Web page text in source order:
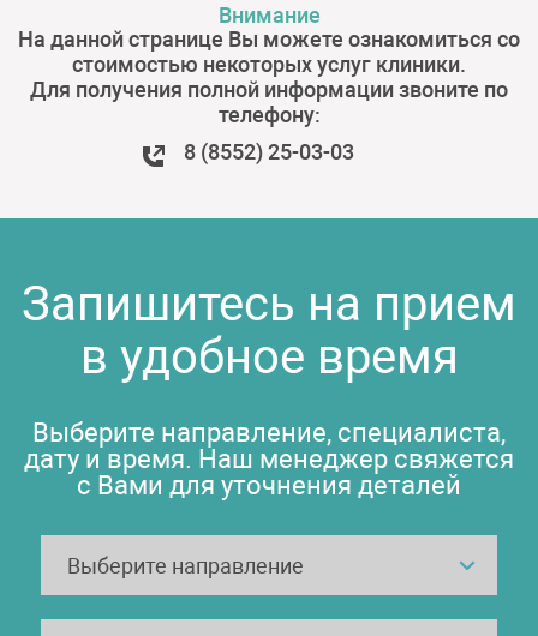
Внимание
На данной странице Вы можете ознакомиться со
стоимостью некоторых услуг клиники.
Для получения полной информации звоните по
телефону:
8 (8552) 25-03-03
Запишитесь на прием
в удобное время
Выберите направление, специалиста,
дату и время. Наш менеджер свяжется
с Вами для уточнения деталей